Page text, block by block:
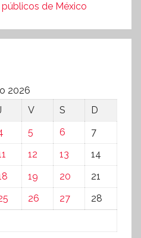
de México
2026
V S
D
5 6
7
12 13
14
19 20
21
26 27
28